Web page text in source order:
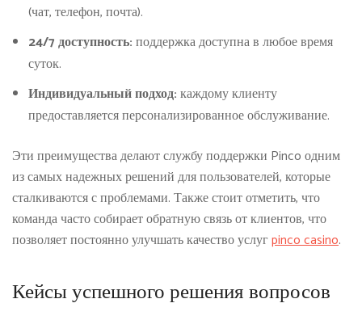
(чат, телефон, почта).
24/7 доступность:поддержка доступна в любое время
суток.
Индивидуальный подход:каждому клиенту
предоставляется персонализированное обслуживание.
Эти преимущества делают службу поддержки Pinco одним
из самых надежных решений для пользователей, которые
сталкиваются с проблемами. Также стоит отметить, что
команда часто собирает обратную связь от клиентов, что
позволяет постоянно улучшать качество услугpinco casino.
Кейсы успешного решения вопросов